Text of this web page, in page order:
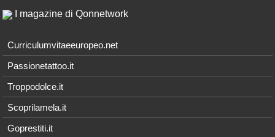
I magazine di Qonnetwork
Curriculumvitaeeuropeo.net
Passionetattoo.it
Troppodolce.it
Scoprilamela.it
Goprestiti.it